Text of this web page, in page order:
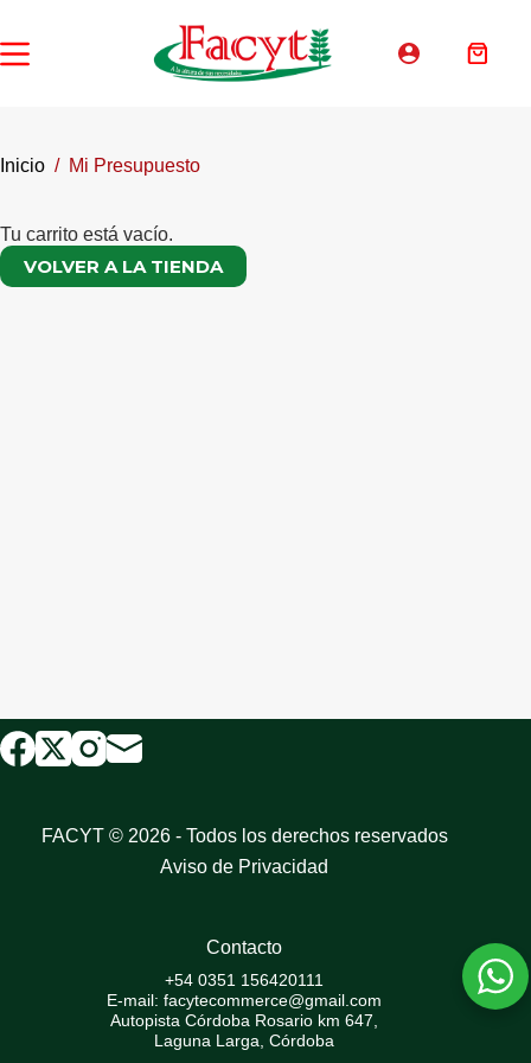
contenido
Carro
Inicio / Mi Presupuesto
Tu carrito está vacío.
VOLVER A LA TIENDA
FACYT © 2026 - Todos los derechos reservados
Aviso de Privacidad
Contacto
+54 0351 156420111
E-mail: facytecommerce@gmail.com
Autopista Córdoba Rosario km 647,
Laguna Larga, Córdoba